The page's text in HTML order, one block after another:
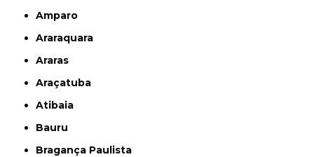
Amparo
Araraquara
Araras
Araçatuba
Atibaia
Bauru
Bragança Paulista